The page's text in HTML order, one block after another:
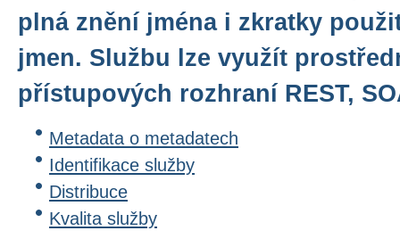
plná znění jména i zkratky
jmen. Službu lze využít
přístupových rozhraní REST,
Metadata o metadatech
Identifikace služby
Distribuce
Kvalita služby